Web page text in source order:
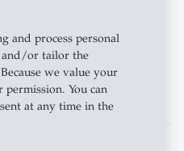
and process personal
and/or tailor the
we value your
You can
at any time in the
und Politik
Potenziale der
ausgelotet werden!